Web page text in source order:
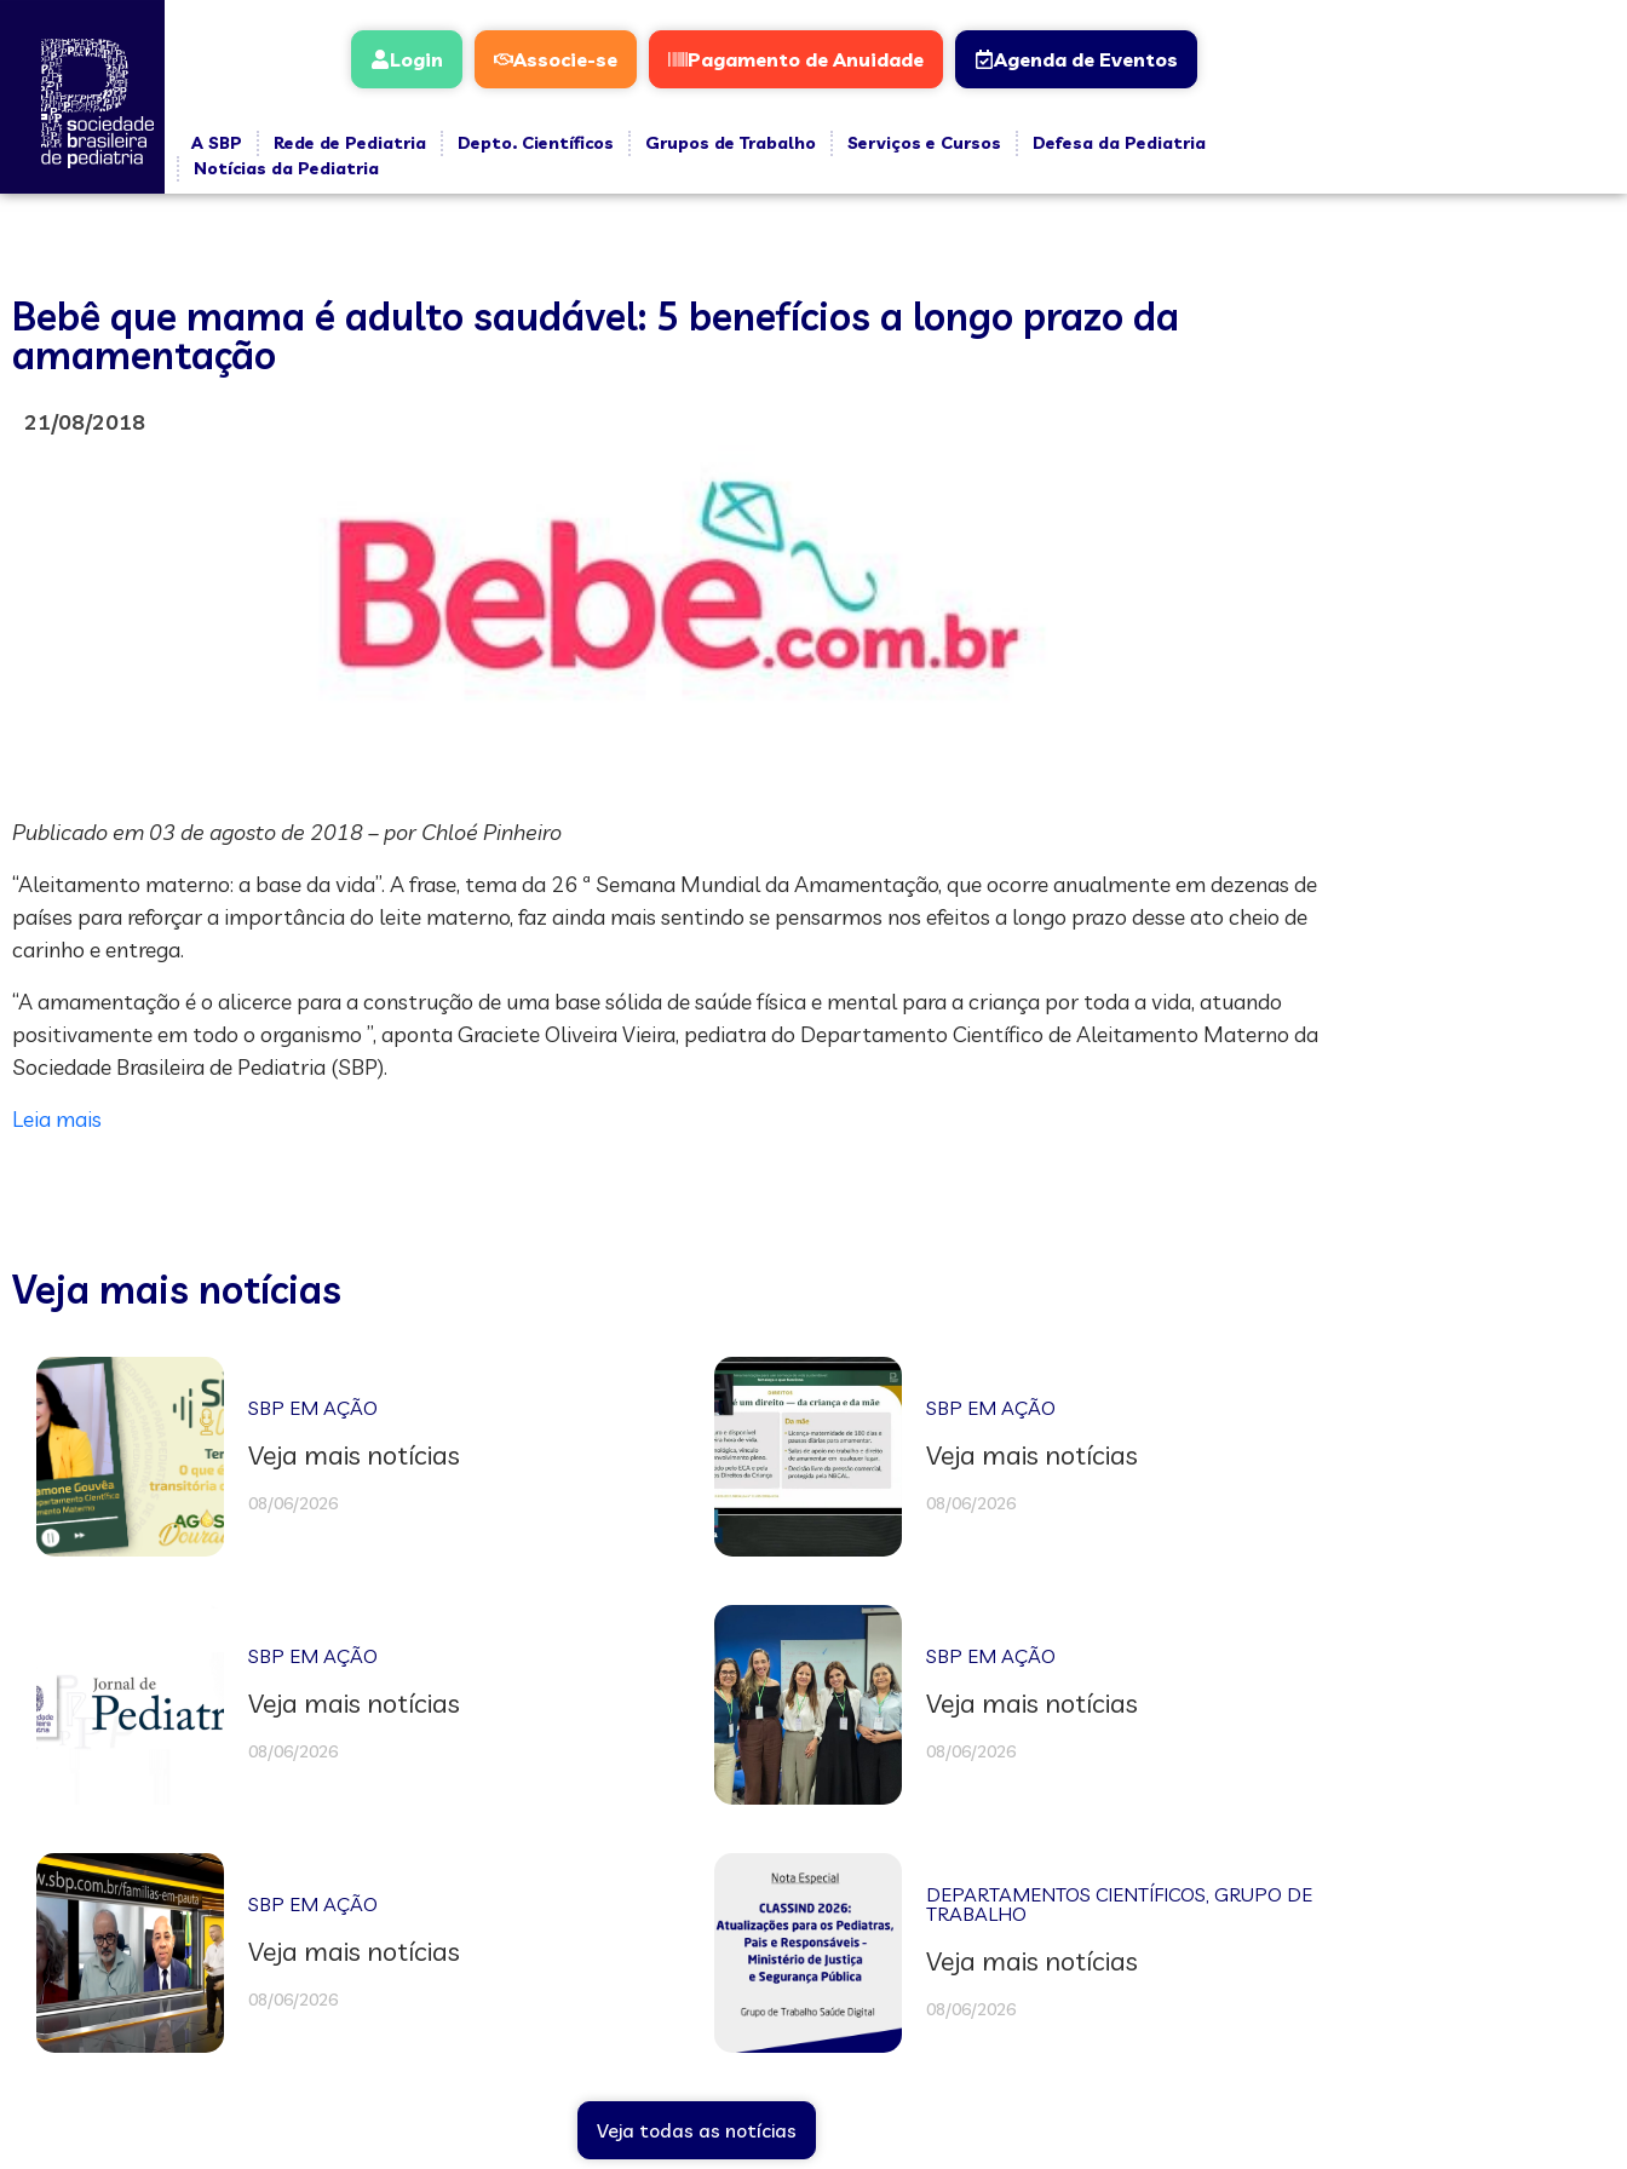
Login Associe-se Pagamento de Anuidade Agenda de Eventos
A SBP Rede de Pediatria Depto. Científicos Grupos de Trabalho Serviços e Cursos
Defesa da Pediatria
Notícias da Pediatria
Bebê que mama é adulto saudável: 5 benefícios a longo prazo da
amamentação
21/08/2018
Publicado em 03 de agosto de 2018 – por Chloé Pinheiro
“Aleitamento materno: a base da vida”. A frase, tema da 26 ª Semana Mundial da Amamentação, que ocorre anualmente em dezenas de
países para reforçar a importância do leite materno, faz ainda mais sentindo se pensarmos nos efeitos a longo prazo desse ato cheio de
carinho e entrega.
“A amamentação é o alicerce para a construção de uma base sólida de saúde física e mental para a criança por toda a vida, atuando
positivamente em todo o organismo ”, aponta Graciete Oliveira Vieira, pediatra do Departamento Científico de Aleitamento Materno da
Sociedade Brasileira de Pediatria (SBP).
Leia mais
Veja mais notícias
SBP EM AÇÃO
Veja mais notícias
08/06/2026
SBP EM AÇÃO
Veja mais notícias
08/06/2026
SBP EM AÇÃO
Veja mais notícias
08/06/2026
SBP EM AÇÃO
Veja mais notícias
08/06/2026
SBP EM AÇÃO
Veja mais notícias
08/06/2026
DEPARTAMENTOS CIENTÍFICOS ,GRUPO DE
TRABALHO
Veja mais notícias
08/06/2026
Veja todas as notícias